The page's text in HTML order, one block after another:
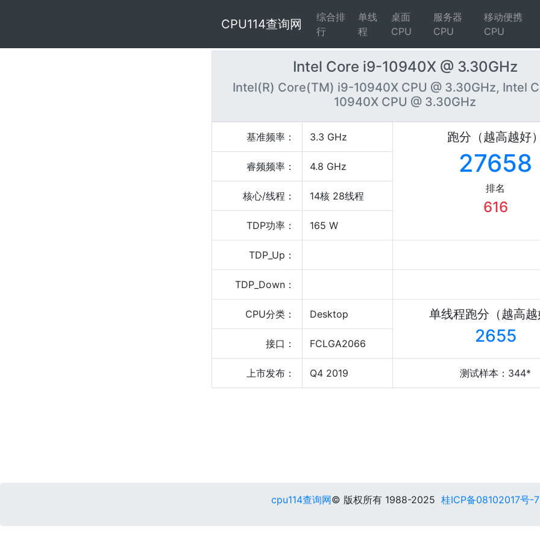
CPU114查询网
综合排
行
单线
程
桌面
CPU
服务器
CPU
移动便携
CPU
Intel Core i9-10940X @ 3.30GHz
Intel(R) Core(TM) i9-10940X CPU @ 3.30GHz, Intel
10940X CPU @ 3.30GHz
基准频率： 3.3 GHz 跑分（越高越好
27658
排名
616
睿频频率： 4.8 GHz
核心/线程： 14核 28线程
TDP功率： 165 W
TDP_Up：
TDP_Down：
CPU分类： Desktop 单线程跑分（越高
2655
接口： FCLGA2066
上市发布： Q4 2019 测试样本：344*
cpu114查询网© 版权所有 1988-2025 桂ICP备08102017号-7